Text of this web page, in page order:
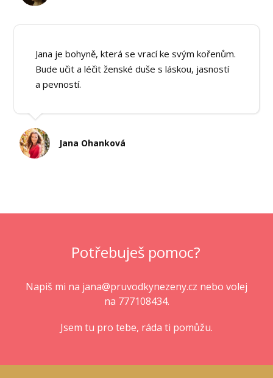
Jana je bohyně, která se vrací ke svým kořenům.
Bude učit a léčit ženské duše s láskou, jasností
a pevností.
Jana Ohanková
Potřebuješ pomoc?
Napiš mi na jana@pruvodkynezeny.cz nebo volej
na 777108434.
Jsem tu pro tebe, ráda ti pomůžu.